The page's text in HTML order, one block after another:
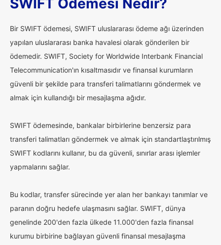
SWIFT Ödemesi Nedir?
Bir SWIFT ödemesi, SWIFT uluslararası ödeme ağı üzerinden
yapılan uluslararası banka havalesi olarak gönderilen bir
ödemedir. SWIFT, Society for Worldwide Interbank Financial
Telecommunication'ın kısaltmasıdır ve finansal kurumların
güvenli bir şekilde para transferi talimatlarını göndermek ve
almak için kullandığı bir mesajlaşma ağıdır.
SWIFT ödemesinde, bankalar birbirlerine benzersiz para
transferi talimatları göndermek ve almak için standartlaştırılmış
SWIFT kodlarını kullanır, bu da güvenli, sınırlar arası işlemler
yapmalarını sağlar.
Bu kodlar, transfer sürecinde yer alan her bankayı tanımlar ve
paranın doğru hedefe ulaşmasını sağlar. SWIFT, dünya
genelinde 200'den fazla ülkede 11.000'den fazla finansal
kurumu birbirine bağlayan güvenli finansal mesajlaşma